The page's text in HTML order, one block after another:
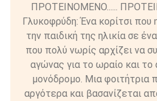
ΠΡΟΤΕΙΝΟΜΕΝΟ......
Γλυκοφρύδη: Ένα κορίτσι που
την παιδική της ηλικία σε
που πολύ νωρίς αρχίζει να
αγώνας για το ωραίο και το
μονόδρομο. Mια φοιτήτρια
αργότερα και βασανίζεται